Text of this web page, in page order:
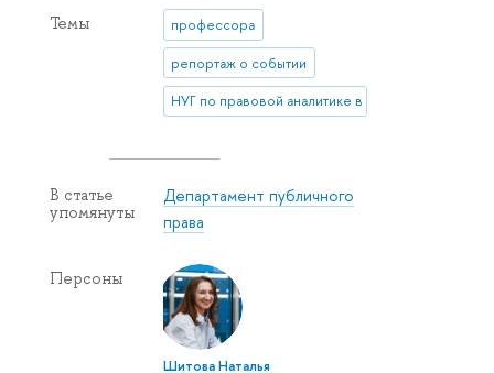
Темы профессора
репортаж о событии
НУГ по правовой аналитике в ГМУ
В статье
упомянуты
Департамент публичного
права
Персоны
Шитова Наталья